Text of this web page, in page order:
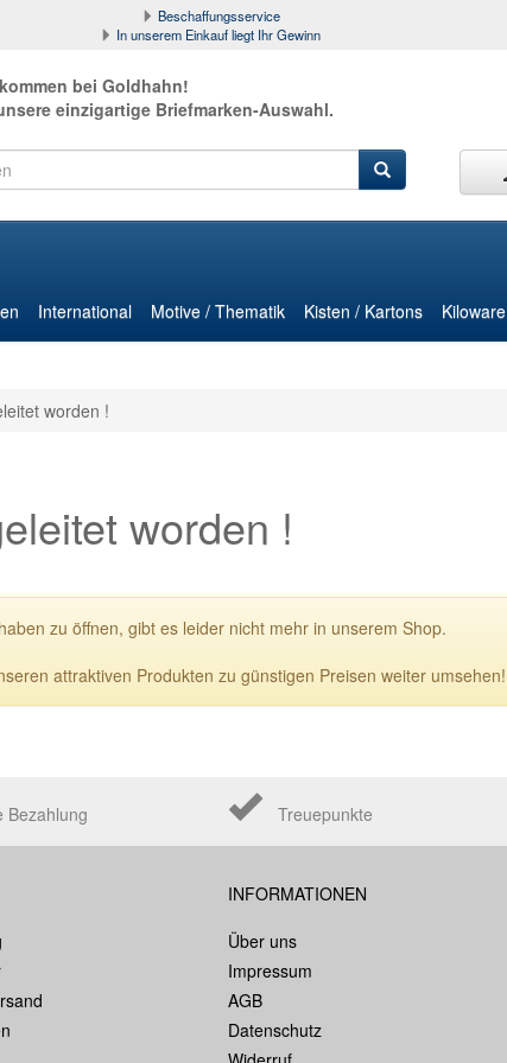
Beschaffungsservice
In unserem Einkauf liegt Ihr Gewinn
bei Goldhahn!
einzigartige Briefmarken-Auswahl.
International Motive / Thematik Kisten / Kartons Kiloware
worden !
worden !
zu öffnen, gibt es leider nicht mehr in unserem Shop.
attraktiven Produkten zu günstigen Preisen weiter umsehen!
Bezahlung Treuepunkte
INFORMATIONEN
Über uns
Impressum
AGB
Datenschutz